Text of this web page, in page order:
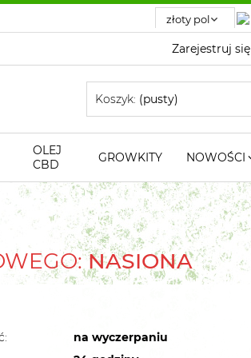
Zarejestruj się
Koszyk: (pusty)
OLEJ
CBD
GROWKITY NOWOŚCI
NASIONA
na wyczerpaniu